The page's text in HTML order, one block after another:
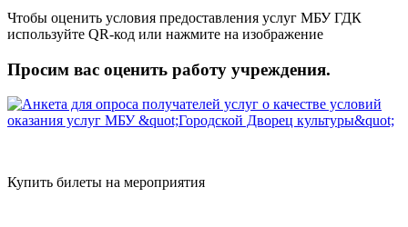
Чтобы оценить условия предоставления услуг МБУ ГДК
используйте QR-код или нажмите на изображение
Просим вас оценить работу учреждения.
Купить билеты на мероприятия